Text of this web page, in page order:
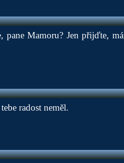
pane Mamoru? Jen přijďte,
radost neměl.